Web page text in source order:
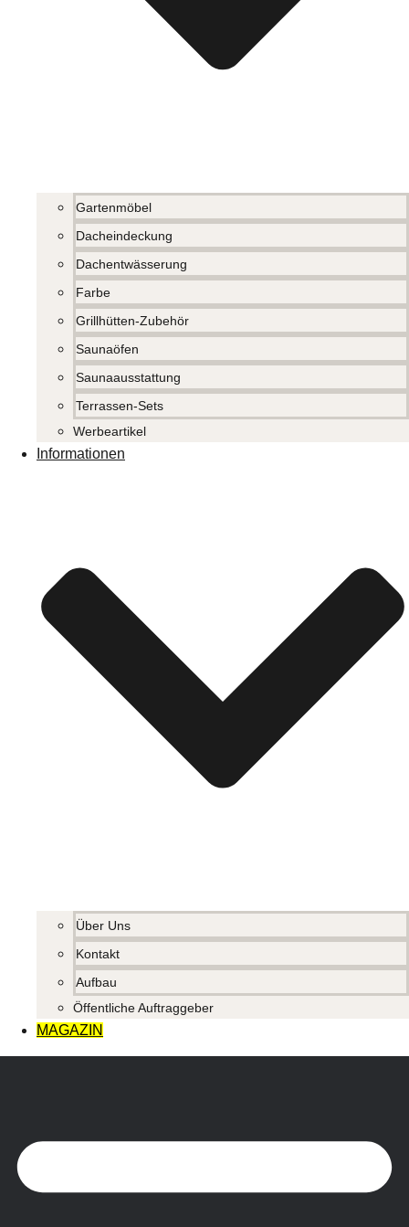
Gartenmöbel
Dacheindeckung
Dachentwässerung
Farbe
Grillhütten-Zubehör
Saunaöfen
Saunaausstattung
Terrassen-Sets
Werbeartikel
Informationen
Über Uns
Kontakt
Aufbau
Öffentliche Auftraggeber
MAGAZIN